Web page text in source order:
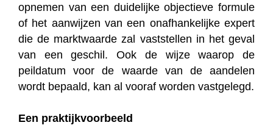
opnemen van een duidelijke objectieve formule
of het aanwijzen van een onafhankelijke expert
die de marktwaarde zal vaststellen in het geval
van een geschil. Ook de wijze waarop de
peildatum voor de waarde van de aandelen
wordt bepaald, kan al vooraf worden vastgelegd.
Een praktijkvoorbeeld